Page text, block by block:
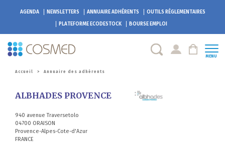
AGENDA NEWSLETTERS ANNUAIRE ADHÉRENTS
OUTILS RÉGLEMENTAIRES
PLATEFORMEECODESTOCK BOURSE EMPLOI
MENU
Accueil > Annuaire des adhérents
ALBHADES PROVENCE
940 avenue Traversetolo
04700 ORAISON
Provence-Alpes-Cote-d'Azur
FRANCE